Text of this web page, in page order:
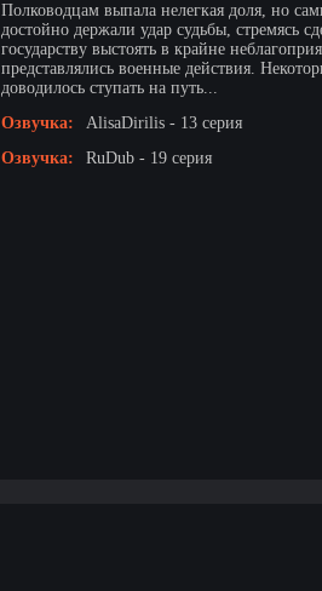
Полководцам выпала нелегкая доля, но
достойно держали удар судьбы, стремясь
государству выстоять в крайне
представлялись военные действия.
доводилось ступать на путь...
Озвучка:
AlisaDirilis - 13 серия
Озвучка:
RuDub - 19 серия